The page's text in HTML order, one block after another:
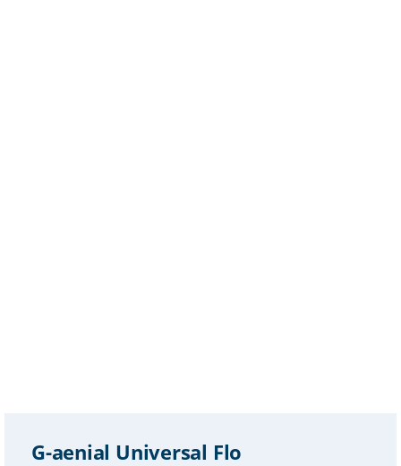
G-aenial Universal Flo